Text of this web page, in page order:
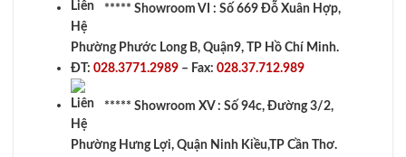
***** Showroom VI : Số 669 Đỗ Xuân Hợp,
Phường Phước Long B, Quận9, TP Hồ Chí Minh.
ĐT: 028.3771.2989– Fax: 028.37.712.989
***** Showroom XV : Số 94c, Đường 3/2,
Phường Hưng Lợi, Quận Ninh Kiều,TP Cần Thơ.